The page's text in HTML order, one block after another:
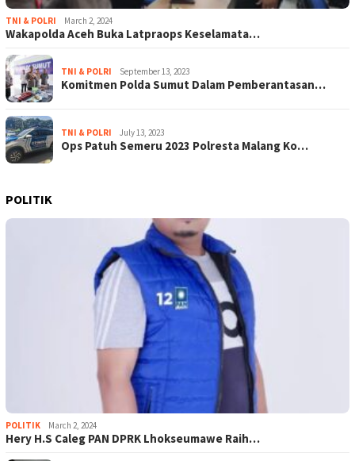
TNI & POLRI March 2, 2024
Wakapolda Aceh Buka Latpraops Keselamata…
TNI & POLRI September 13, 2023
Komitmen Polda Sumut Dalam Pemberantasan…
TNI & POLRI July 13, 2023
Ops Patuh Semeru 2023 Polresta Malang Ko…
POLITIK
POLITIK March 2, 2024
Hery H.S Caleg PAN DPRK Lhokseumawe Raih…